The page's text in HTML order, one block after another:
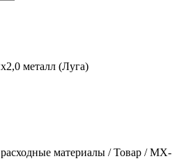
металл (Луга)
материалы / Товар / MX-